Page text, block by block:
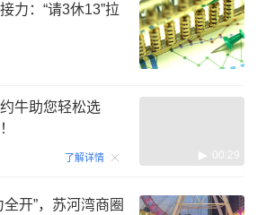
力：“请3休13”拉
牛助您轻松选
了解详情 00:29
开”，苏河湾商圈